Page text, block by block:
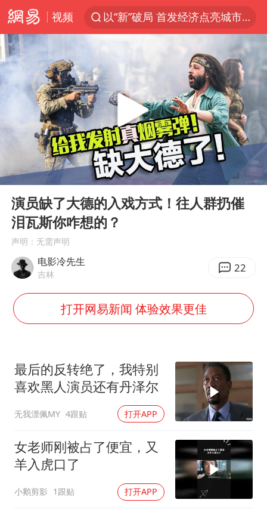
视频
以“新”破局 首发经济点亮城市消费活力
中方回应是否在太平洋海底开采稀土
宇树科技发行价格150.80元/股
泰国一女公务员妆容引争议 本人回应
U17国足1分钟轰2球
外交部发言人就广岛核爆81周年等答记者问
贵州轮胎子公司获美国退税8136万
吉林一“温度计大楼”读数爆表
台风白海豚影响中国已成定局
我国编制完成新版全月地质图
村民谈“梅姨”：叫的其实是“媒姨”
郑国霖回应去景区上班被保安拦下
东方甄选被判赔偿江小白30万元
80后女柜员逆袭成4200亿银行副行长
奋进开新局 实干挑大梁
Play
00:00 03:53
演员缺了大德的入戏方式！往人群扔催
泪瓦斯你咋想的？
声明：无需声明
电影冷先生
吉林 22
打开网易新闻 体验效果更佳
最后的反转绝了，我特别
喜欢黑人演员还有丹泽尔
无我漂佩MY 4跟贴 打开APP
女老师刚被占了便宜，又
羊入虎口了
小鹅剪影 1跟贴 打开APP